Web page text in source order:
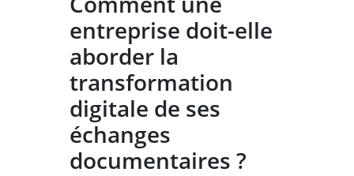
entreprise doit-elle
aborder la
transformation
digitale de ses
échanges
documentaires ?